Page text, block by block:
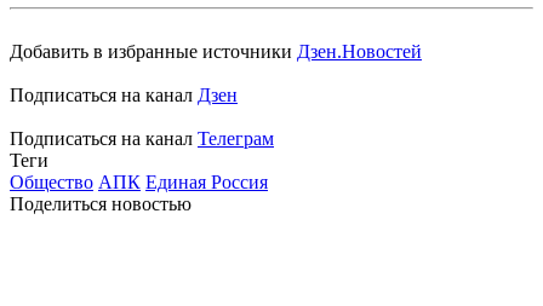
Добавить в избранные источники Дзен.Новостей
Подписаться на канал Дзен
Подписаться на канал Телеграм
Теги
Общество АПК Единая Россия
Поделиться новостью